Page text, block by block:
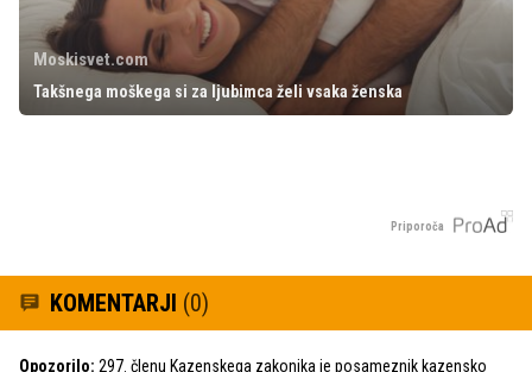
Moskisvet.com
Takšnega moškega si za ljubimca želi vsaka ženska
Priporoča
KOMENTARJI (0)
Opozorilo: 297. členu Kazenskega zakonika je posameznik kazensko